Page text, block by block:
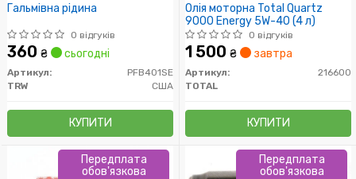
Гальмівна рідина
0 відгуків
360 ₴ сьогодні
Артикул:
PFB401SE
TRW
США
КУПИТИ
Олія моторна Total Quartz
9000 Energy 5W-40 (4 л)
0 відгуків
1 500 ₴ завтра
Артикул:
216600
TOTAL
КУПИТИ
Передплата
обов'язкова
Передплата
обов'язкова